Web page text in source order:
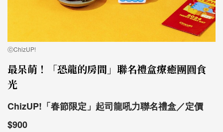
ⓒChizUP!
最呆萌！「恐龍的房間」聯名禮盒療癒團圓食
光
ChizUP!「春節限定」起司龍吼力聯名禮盒／定價
$900